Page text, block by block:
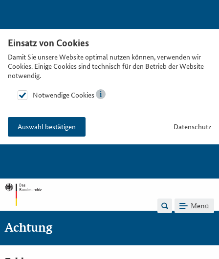
Einsatz von Cookies
Damit Sie unsere Website optimal nutzen können, verwenden wir
Cookies. Einige Cookies sind technisch für den Betrieb der Website
notwendig.
Notwendige Cookies
Auswahl bestätigen Datenschutz
Menü
Achtung